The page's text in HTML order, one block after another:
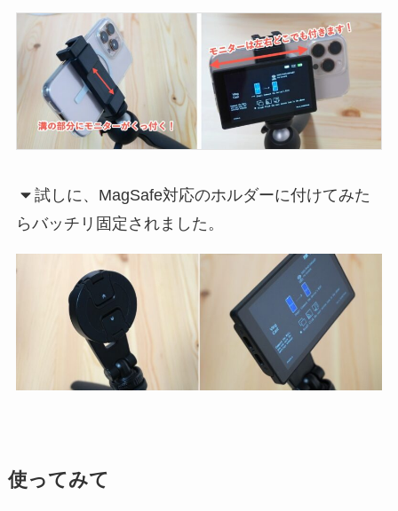
試しに、MagSafe対応のホルダーに付けてみた
らバッチリ固定されました。
使ってみて